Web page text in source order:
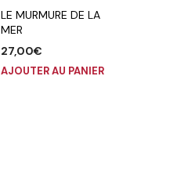
LE MURMURE DE LA
MER
27,00€
AJOUTER AU PANIER